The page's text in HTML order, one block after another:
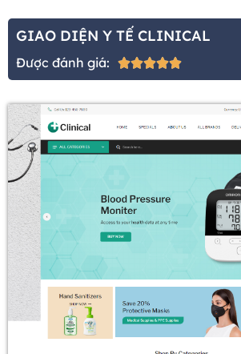
GIAO DIỆN Y TẾ CLINICAL
Được đánh giá: 